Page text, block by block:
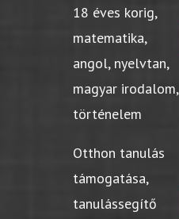
18 éves korig,
matematika,
angol, nyelvtan,
magyar irodalom,
történelem
Otthon tanulás
támogatása,
tanulássegítő